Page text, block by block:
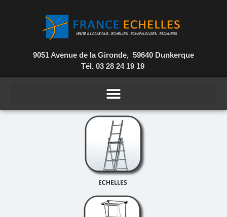
9051 Avenue de la Gironde, 59640 Dunkerque
Tél. 03 28 24 19 19